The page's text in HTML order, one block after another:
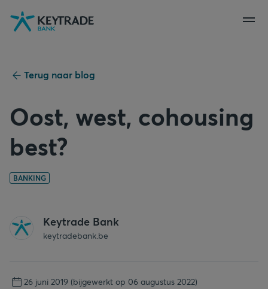
Naar
navigatie
Naar
aanmelden
Naar
inhoud
Terug naar blog
Oost, west, cohousing
best?
BANKING
Keytrade Bank
keytradebank.be
26 juni 2019 (bijgewerkt op 06 augustus 2022)